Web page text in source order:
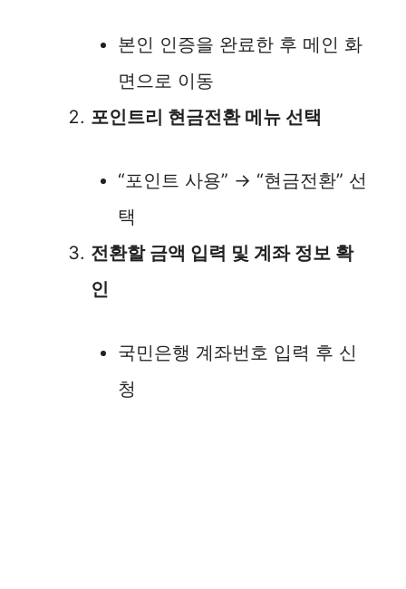
본인 인증을 완료한 후 메인 화
면으로 이동
포인트리 현금전환 메뉴 선택
“포인트 사용” → “현금전환” 선
택
전환할 금액 입력 및 계좌 정보 확
인
국민은행 계좌번호 입력 후 신
청